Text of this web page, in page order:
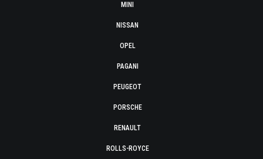
MINI
NISSAN
OPEL
PAGANI
PEUGEOT
PORSCHE
RENAULT
ROLLS-ROYCE